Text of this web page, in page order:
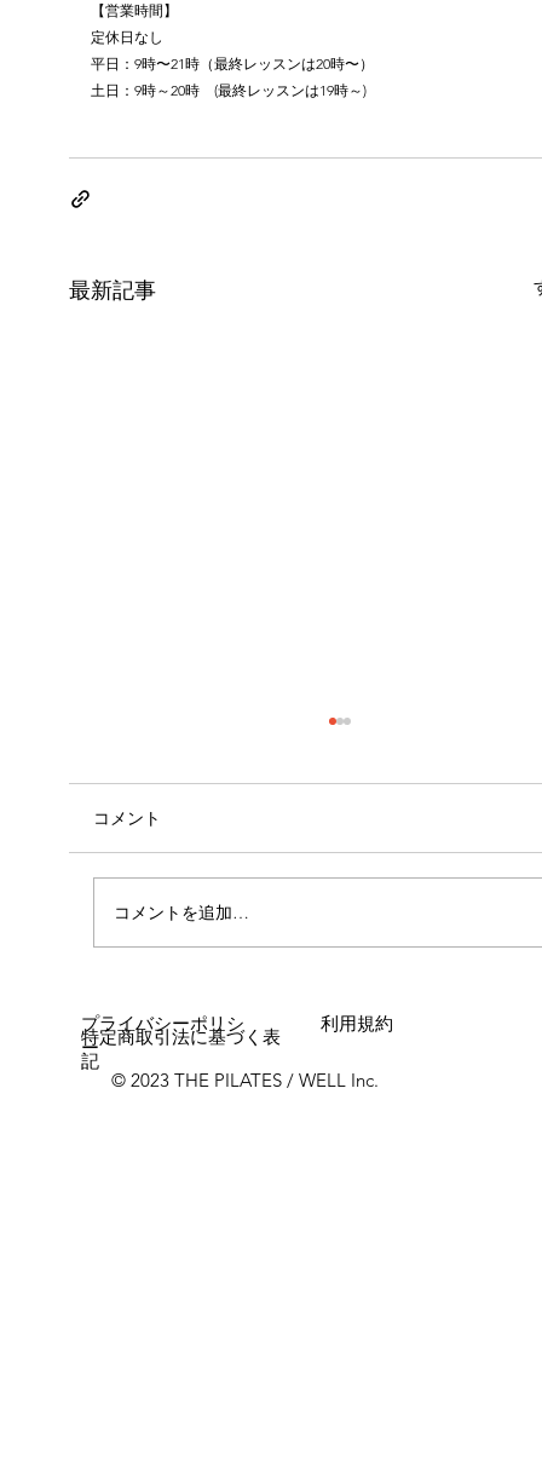
【営業時間】
定休日なし
平日：9時〜21時（最終レッスンは20時〜）
土日：9時～20時　(最終レッスンは19時～)
最新記事
外腿の張り感
コメント
コメントを追加…
© 2023 THE PILATES / WELL Inc.
プライバシーポリシ
ー
利用規約
特定商取引法に基づく表
記